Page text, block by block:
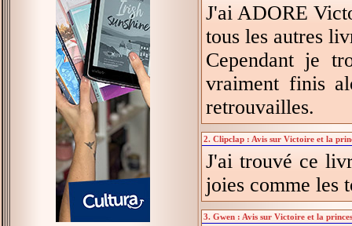
J'ai ADORE
tous les autres
Cependant je
vraiment finis
retrouvailles.
2. Clipclap : Avis sur Victoire et la
J'ai trouvé ce
joies comme les
3. Gwen : Avis sur Victoire et la